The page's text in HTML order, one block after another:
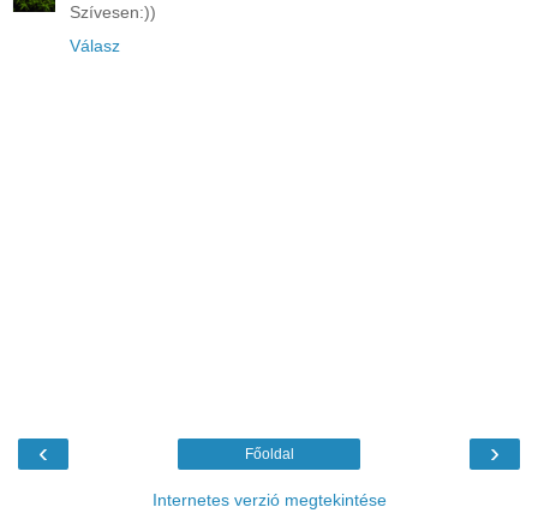
Szívesen:))
Válasz
‹ ›
Főoldal
Internetes verzió megtekintése